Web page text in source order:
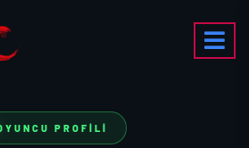
PROFILI